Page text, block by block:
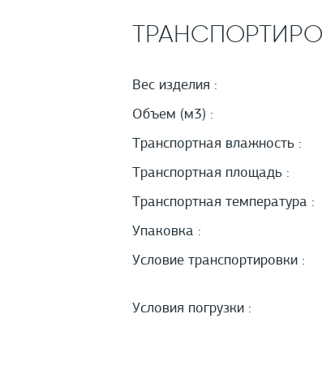
Вес изделия :
Объем (м3) :
Транспортная влажность :
Транспортная площадь :
Транспортная температура :
Упаковка :
Условие транспортировки :
Условия погрузки :